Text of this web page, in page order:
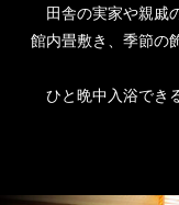
田舎の実家や親戚
館内畳敷き、季節の
ひと晩中入浴でき